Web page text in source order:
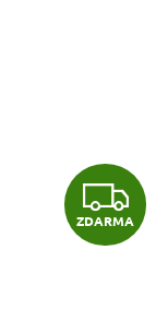
Z
D
ZDARMA